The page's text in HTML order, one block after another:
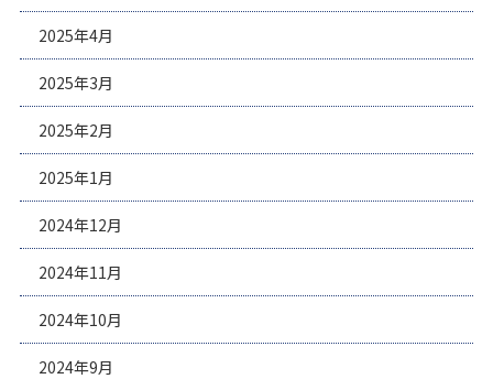
2025年4月
2025年3月
2025年2月
2025年1月
2024年12月
2024年11月
2024年10月
2024年9月